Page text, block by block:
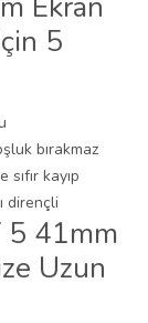
5
bırakmaz
kayıp
dirençli
5 41mm
Uzun